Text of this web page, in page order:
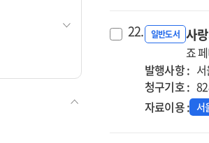
22. 일반도서 사
죠
발행사항 :
청구기호 :
자료이용 : 서